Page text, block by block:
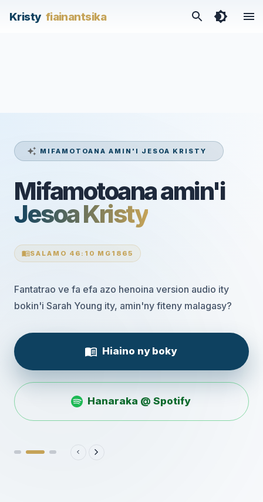
Kristy fiainantsika
MIFAMOTOANA AMIN'I JESOA KRISTY
Mifamotoana amin'i
Jesoa Kristy
SALAMO 46:10 MG1865
Fantatrao ve fa efa azo henoina version audio ity
bokin'i Sarah Young ity, amin'ny fiteny malagasy?
Hiaino ny boky
Hanaraka @ Spotify